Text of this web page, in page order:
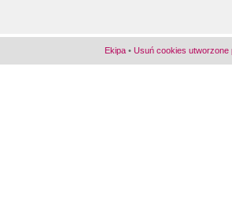
Ekipa • Usuń cookies utworzone